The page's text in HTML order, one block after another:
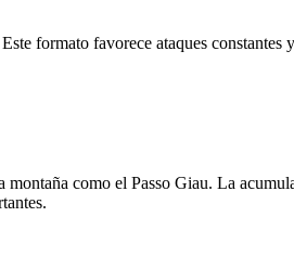
formato favorece ataques constantes y
montaña como el Passo Giau. La